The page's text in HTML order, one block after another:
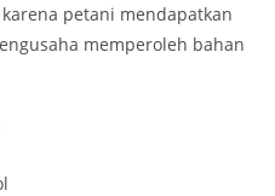
petani mendapatkan
memperoleh bahan